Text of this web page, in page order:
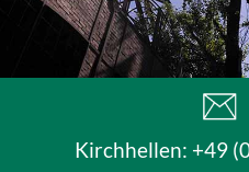
Kirchhellen: +49